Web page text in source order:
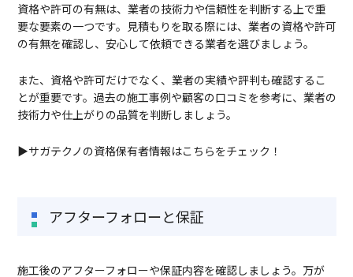
資格や許可の有無は、業者の技術力や信頼性を判断する上で重
要な要素の一つです。見積もりを取る際には、業者の資格や許可
の有無を確認し、安心して依頼できる業者を選びましょう。
また、資格や許可だけでなく、業者の実績や評判も確認するこ
とが重要です。過去の施工事例や顧客の口コミを参考に、業者の
技術力や仕上がりの品質を判断しましょう。
▶サガテクノの資格保有者情報はこちらをチェック！
アフターフォローと保証
施工後のアフターフォローや保証内容を確認しましょう。万が